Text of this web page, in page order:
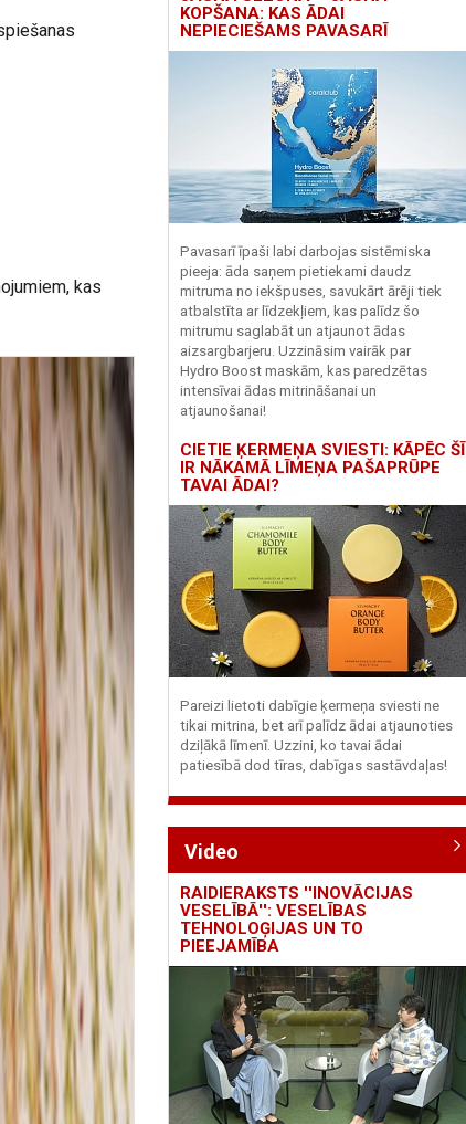
kas
KOPŠANA: KAS ĀDAI
NEPIECIEŠAMS PAVASARĪ
Pavasarī īpaši labi darbojas sistēmiska
pieeja: āda saņem pietiekami daudz
mitruma no iekšpuses, savukārt ārēji tiek
atbalstīta ar līdzekļiem, kas palīdz šo
mitrumu saglabāt un atjaunot ādas
aizsargbarjeru. Uzzināsim vairāk par
Hydro Boost maskām, kas paredzētas
intensīvai ādas mitrināšanai un
atjaunošanai!
CIETIE ĶERMEŅA SVIESTI: KĀPĒC ŠĪ
IR NĀKAMĀ LĪMEŅA PAŠAPRŪPE
TAVAI ĀDAI?
Pareizi lietoti dabīgie ķermeņa sviesti ne
tikai mitrina, bet arī palīdz ādai atjaunoties
dziļākā līmenī. Uzzini, ko tavai ādai
patiesībā dod tīras, dabīgas sastāvdaļas!
Video
RAIDIERAKSTS ''INOVĀCIJAS
VESELĪBĀ'': VESELĪBAS
TEHNOLOĢIJAS UN TO
PIEEJAMĪBA